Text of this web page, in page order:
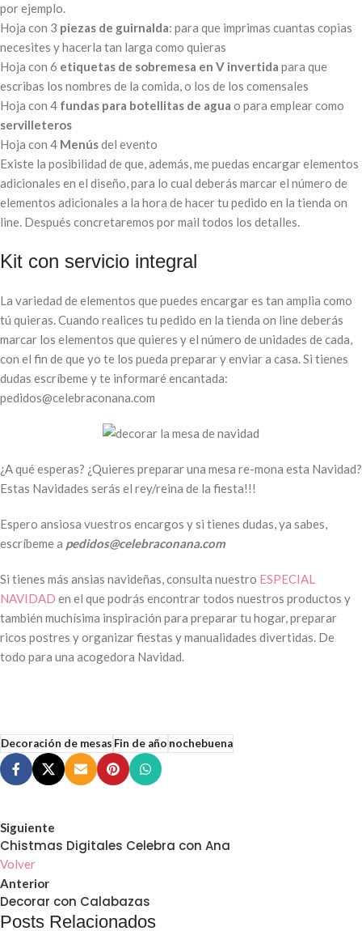
por ejemplo.
Hoja con 3 piezas de guirnalda: para que imprimas cuantas copias
necesites y hacerla tan larga como quieras
Hoja con 6 etiquetas de sobremesa en V invertida para que
escribas los nombres de la comida, o los de los comensales
Hoja con 4 fundas para botellitas de agua o para emplear como
servilleteros
Hoja con 4 Menúsdel evento
Existe la posibilidad de que, además, me puedas encargar elementos
adicionales en el diseño, para lo cual deberás marcar el número de
elementos adicionales a la hora de hacer tu pedido en la tienda on
line. Después concretaremos por mail todos los detalles.
Kit con servicio integral
La variedad de elementos que puedes encargar es tan amplia como
tú quieras. Cuando realices tu pedido en la tienda on line deberás
marcar los elementos que quieres y el número de unidades de cada,
con el fin de que yo te los pueda preparar y enviar a casa. Si tienes
dudas escríbeme y te informaré encantada:
pedidos@celebraconana.com
¿A qué esperas? ¿Quieres preparar una mesa re-mona esta Navidad?
Estas Navidades serás el rey/reina de la fiesta!!!
Espero ansiosa vuestros encargos y si tienes dudas, ya sabes,
escríbeme a pedidos@celebraconana.com
Si tienes más ansias navideñas, consulta nuestro ESPECIAL
NAVIDAD en el que podrás encontrar todos nuestros productos y
también muchísima inspiración para preparar tu hogar, preparar
ricos postres y organizar fiestas y manualidades divertidas. De
todo para una acogedora Navidad.
Decoración de mesasFin de añonochebuena
Siguiente
Chistmas Digitales Celebra con Ana
Volver
Anterior
Decorar con Calabazas
Posts Relacionados